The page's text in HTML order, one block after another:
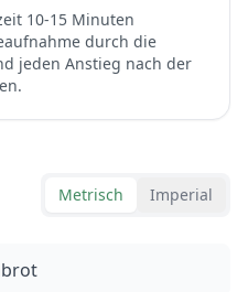
10-15 Minuten
durch die
jeden Anstieg nach der
Metrisch Imperial